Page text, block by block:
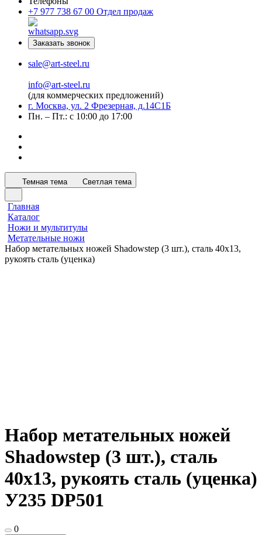
+7 977 738 67 00 Отдел продаж
Заказать звонок
sale@art-steel.ru
info@art-steel.ru
(для коммерческих предложений)
г. Москва, ул. 2 Фрезерная, д.14С1Б
Пн. – Пт.: с 10:00 до 17:00
Темная тема Светлая тема
Главная
Каталог
Ножи и мультитулы
Метательные ножи
Набор метательных ножей Shadowstep (3 шт.), сталь 40х13,
рукоять сталь (уценка)
Набор метательных ножей
Shadowstep (3 шт.), сталь
40х13, рукоять сталь (уценка)
У235 DP501
0